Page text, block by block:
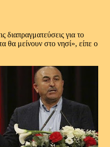
για το
θα μείνουν στο νησί», είπε ο